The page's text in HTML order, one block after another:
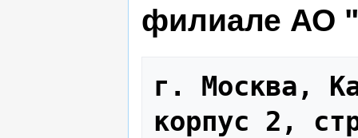
филиале АО
г. Москва,
корпус 2,